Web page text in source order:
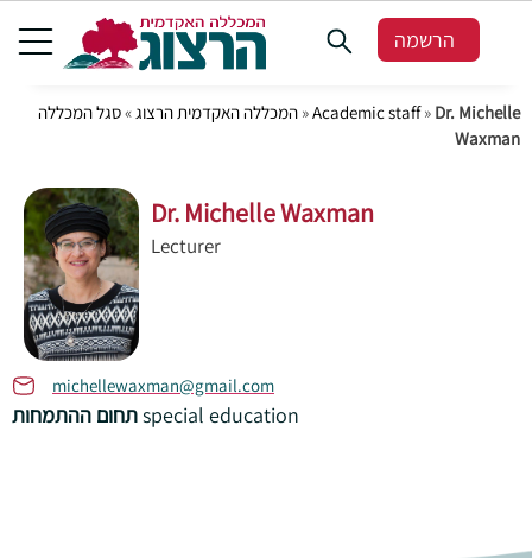
הרשמה
המכללה האקדמית הרצוג »סגל המכללה »Academic staff» Dr. Michelle
Waxman
Dr. Michelle Waxman
Lecturer
michellewaxman@gmail.com
special education